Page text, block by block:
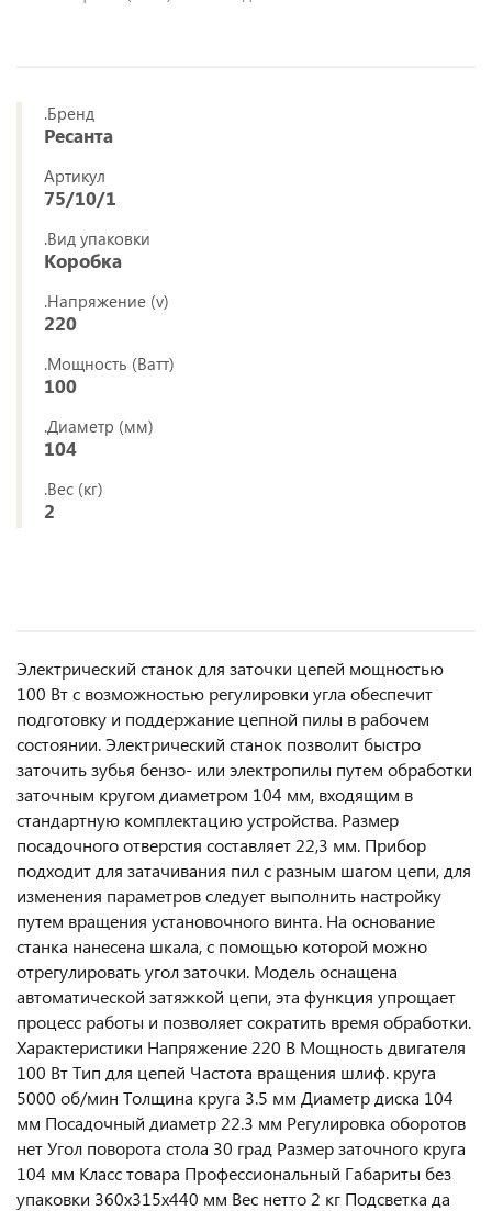
.Бренд
Ресанта
Артикул
75/10/1
.Вид упаковки
Коробка
.Напряжение (v)
220
.Мощность (Ватт)
100
.Диаметр (мм)
104
.Вес (кг)
2
Электрический станок для заточки цепей мощностью
100 Вт с возможностью регулировки угла обеспечит
подготовку и поддержание цепной пилы в рабочем
состоянии. Электрический станок позволит быстро
заточить зубья бензо- или электропилы путем обработки
заточным кругом диаметром 104 мм, входящим в
стандартную комплектацию устройства. Размер
посадочного отверстия составляет 22,3 мм. Прибор
подходит для затачивания пил с разным шагом цепи, для
изменения параметров следует выполнить настройку
путем вращения установочного винта. На основание
станка нанесена шкала, с помощью которой можно
отрегулировать угол заточки. Модель оснащена
автоматической затяжкой цепи, эта функция упрощает
процесс работы и позволяет сократить время обработки.
Характеристики Напряжение 220 В Мощность двигателя
100 Вт Тип для цепей Частота вращения шлиф. круга
5000 об/мин Толщина круга 3.5 мм Диаметр диска 104
мм Посадочный диаметр 22.3 мм Регулировка оборотов
нет Угол поворота стола 30 град Размер заточного круга
104 мм Класс товара Профессиональный Габариты без
упаковки 360х315х440 мм Вес нетто 2 кг Подсветка да